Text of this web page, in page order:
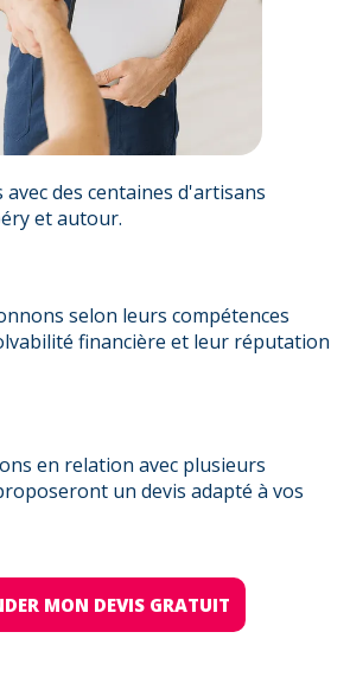
des centaines d'artisans
et autour.
selon leurs compétences
financière et leur réputation
en relation avec plusieurs
un devis adapté à vos
MON DEVIS GRATUIT